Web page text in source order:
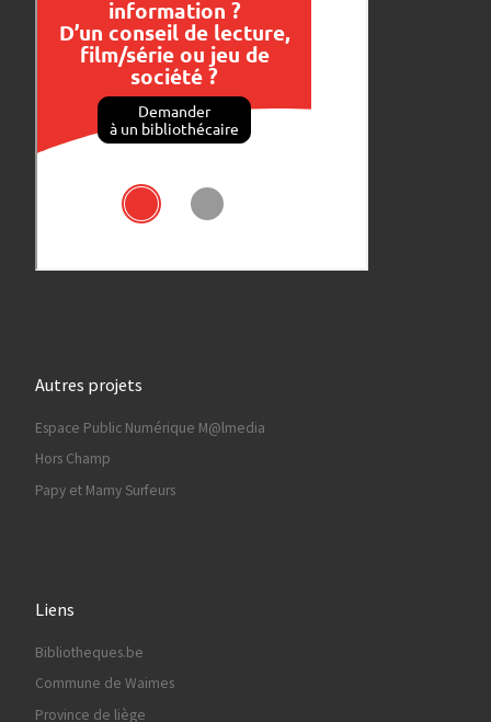
Autres projets
Espace Public Numérique M@lmedia
Hors Champ
Papy et Mamy Surfeurs
Liens
Bibliotheques.be
Commune de Waimes
Province de liège